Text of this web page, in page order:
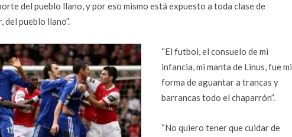
del pueblo llano, y por eso mismo está expuesto a toda clase de
del pueblo llano”.
“El futbol, el consuelo de mi
infancia, mi manta de Linus, fue mi
forma de aguantar a trancas y
barrancas todo el chaparrón”.
“No quiero tener que cuidar de